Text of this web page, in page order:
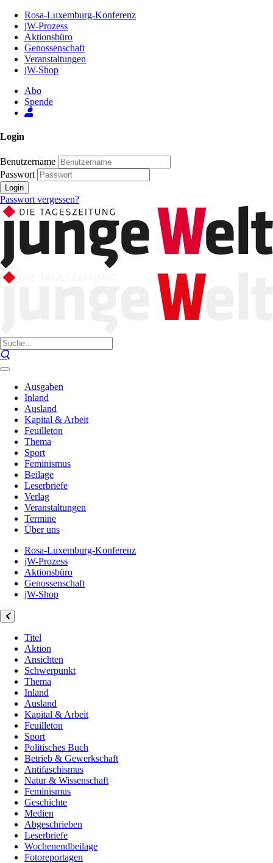
Inhalt
Seite
Rosa-Luxemburg-Konferenz
jW-Prozess
Aktionsbüro
Genossenschaft
Veranstaltungen
jW-Shop
Abo
Spende
Login
Benutzername
Passwort
Login
Passwort vergessen?
Ausgaben
Inland
Ausland
Kapital & Arbeit
Feuilleton
Thema
Sport
Feminismus
Beilage
Leserbriefe
Verlag
Veranstaltungen
Termine
Über uns
Rosa-Luxemburg-Konferenz
jW-Prozess
Aktionsbüro
Genossenschaft
jW-Shop
Titel
Aktion
Ansichten
Schwerpunkt
Thema
Inland
Ausland
Kapital & Arbeit
Feuilleton
Sport
Politisches Buch
Betrieb & Gewerkschaft
Antifaschismus
Natur & Wissenschaft
Feminismus
Geschichte
Medien
Abgeschrieben
Leserbriefe
Wochenendbeilage
Fotoreportagen